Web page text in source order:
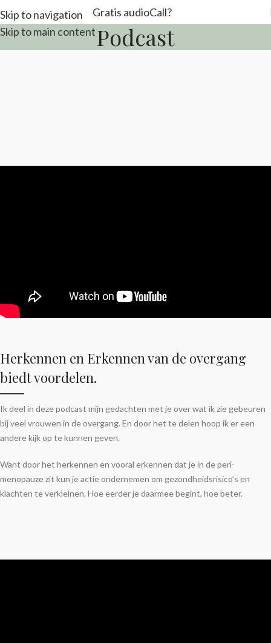
Skip to navigation
Skip to main content
Gratis audioCall?
Podcast
Herkennen en Erkennen van de overgang
biedt voordelen.
Ik deel in deze podcast mijn gedachten met je over wat ik zie gebeuren
bij veel vrouwen in de overgang. En door het te delen hoop ik er een
andere kijk op te kunnen geven.
Want door het herkennen en vooral erkennen dat je in de peri-
menopauze zit kun je actie ondernemen om gezondheidsrisico’s en
klachten te verkleinen. Hoe eerder je daarmee begint, hoe beter.